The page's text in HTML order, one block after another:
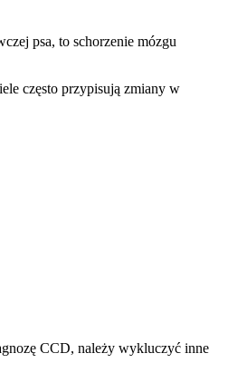
psa, to schorzenie mózgu
często przypisują zmiany w
CCD, należy wykluczyć inne